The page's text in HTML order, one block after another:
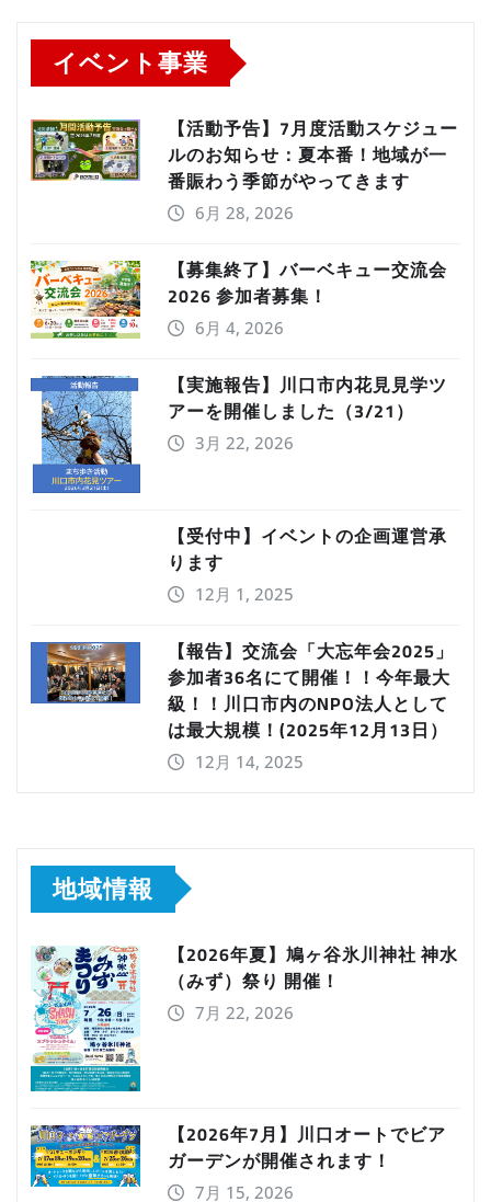
イベント事業
【活動予告】7月度活動スケジュー
ルのお知らせ：夏本番！地域が一
番賑わう季節がやってきます
6月 28, 2026
【募集終了】バーベキュー交流会
2026 参加者募集！
6月 4, 2026
【実施報告】川口市内花見見学ツ
アーを開催しました（3/21）
3月 22, 2026
【受付中】イベントの企画運営承
ります
12月 1, 2025
【報告】交流会「大忘年会2025」
参加者36名にて開催！！今年最大
級！！川口市内のNPO法人として
は最大規模！(2025年12月13日）
12月 14, 2025
地域情報
【2026年夏】鳩ヶ谷氷川神社 神水
（みず）祭り 開催！
7月 22, 2026
【2026年7月】川口オートでビア
ガーデンが開催されます！
7月 15, 2026